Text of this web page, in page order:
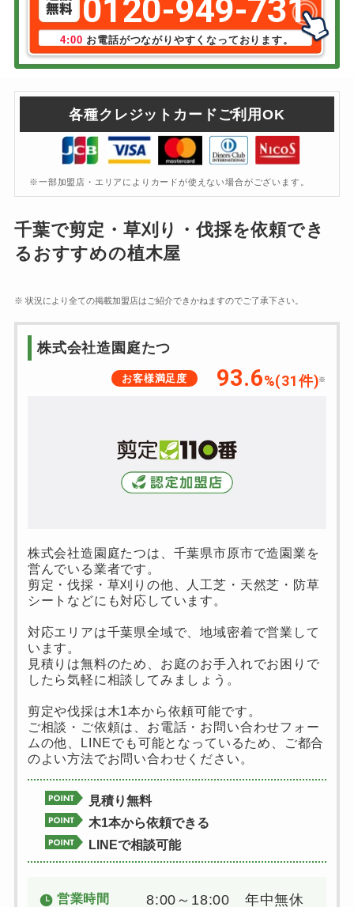
0120-949-731
4:00 お電話がつながりやすくなっております。
各種クレジットカードご利用OK
※一部加盟店・エリアによりカードが使えない場合がございます。
千葉で剪定・草刈り・伐採を依頼でき
るおすすめの植木屋
※ 状況により全ての掲載加盟店はご紹介できかねますのでご了承下さい。
株式会社造園庭たつ
お客様満足度 93.6%(31件)※
株式会社造園庭たつは、千葉県市原市で造園業を
営んでいる業者です。
剪定・伐採・草刈りの他、人工芝・天然芝・防草
シートなどにも対応しています。
対応エリアは千葉県全域で、地域密着で営業して
います。
見積りは無料のため、お庭のお手入れでお困りで
したら気軽に相談してみましょう。
剪定や伐採は木1本から依頼可能です。
ご相談・ご依頼は、お電話・お問い合わせフォー
ムの他、LINEでも可能となっているため、ご都合
のよい方法でお問い合わせください。
見積り無料
木1本から依頼できる
LINEで相談可能
営業時間 8:00～18:00 年中無休